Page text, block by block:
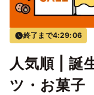
終了まで4:29:05
人気順 | 誕
ツ・お菓子